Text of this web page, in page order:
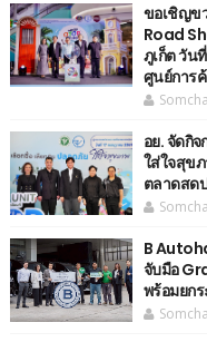
ขอเชิญข
Road
ภูเก็ต วัน
ศูนย์การ
อย. จัดกิ
ใส่ใจสุข
ตลาดสด
B
จับมือ
พร้อมยก